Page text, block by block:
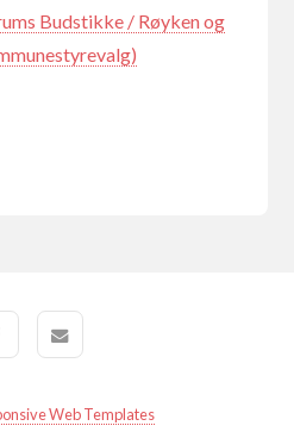
Budstikke / Røyken og
Web Templates